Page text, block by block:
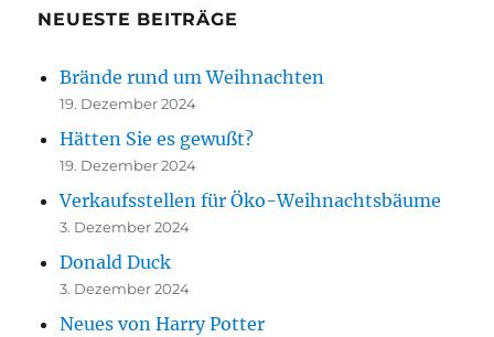
NEUESTE BEITRÄGE
Brände rund um Weihnachten
19. Dezember 2024
Hätten Sie es gewußt?
19. Dezember 2024
Verkaufsstellen für Öko-Weihnachtsbäume
3. Dezember 2024
Donald Duck
3. Dezember 2024
Neues von Harry Potter